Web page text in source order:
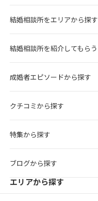
結婚相談所をエリアから探す
結婚相談所を紹介してもらう
成婚者エピソードから探す
クチコミから探す
特集から探す
ブログから探す
エリアから探す